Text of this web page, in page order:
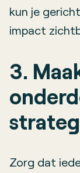
kun je
impact
3.
Zorg dat